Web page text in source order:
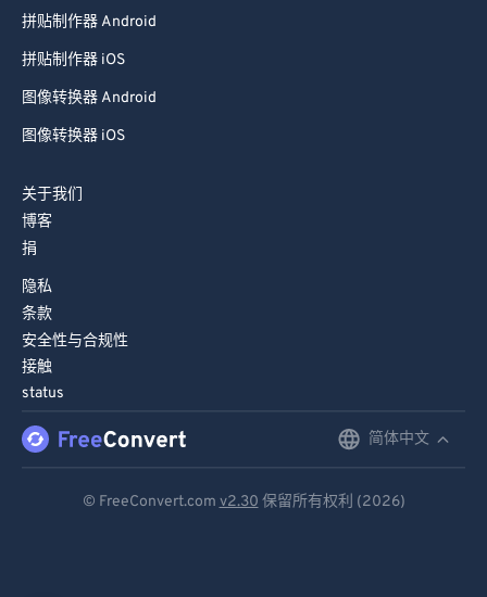
拼贴制作器 Android
拼贴制作器 iOS
图像转换器 Android
图像转换器 iOS
关于我们
博客
捐
隐私
条款
安全性与合规性
接触
status
简体中文
© FreeConvert.com v2.30 保留所有权利 (2026)